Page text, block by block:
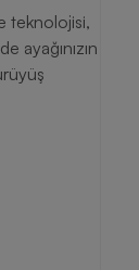
teknolojisi,
ayağınızın